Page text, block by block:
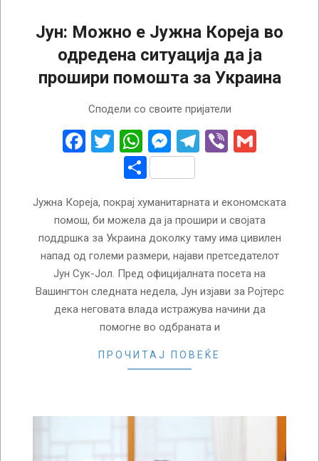
Јун: Можно е Јужна Кореја во
одредена ситуација да ја
прошири помошта за Украина
Сподели со своите пријатели
Facebook
Twitter
WhatsApp
Messenger
Telegram
Viber
Share
Јужна Кореја, покрај хуманитарната и економската
помош, би можела да ја прошири и својата
поддршка за Украина доколку таму има цивилен
напад од големи размери, најави претседателот
Јун Сук-Јол. Пред официјалната посета на
Вашингтон следната недела, Јун изјави за Ројтерс
дека неговата влада истражува начини да
помогне во одбраната и
ПРОЧИТАЈ ПОВЕЌЕ